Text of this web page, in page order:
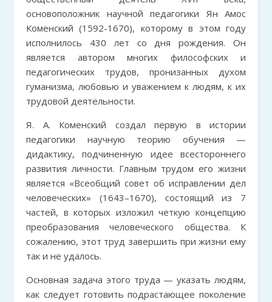
основоположник научной педагогики Ян Амос
Коменский (1592-1670), которому в этом году
исполнилось 430 лет со дня рождения. Он
является автором многих философских и
педагогических трудов, пронизанных духом
гуманизма, любовью и уважением к людям, к их
трудовой деятельности.
Я. А. Коменский создал первую в истории
педагогики научную теорию обучения —
дидактику, подчиненную идее всестороннего
развития личности. Главным трудом его жизни
является «Всеобщий совет об исправлении дел
человеческих» (1643–1670), состоящий из 7
частей, в которых изложил четкую концепцию
преобразования человеческого общества. К
сожалению, этот труд завершить при жизни ему
так и не удалось.
Основная задача этого труда — указать людям,
как следует готовить подрастающее поколение